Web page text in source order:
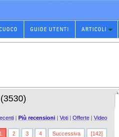
GUIDE UTENTI ARTICOLI
(3530)
| Più recensioni | Voti | Offerte | Video
1 2 3 4 Successiva [142]